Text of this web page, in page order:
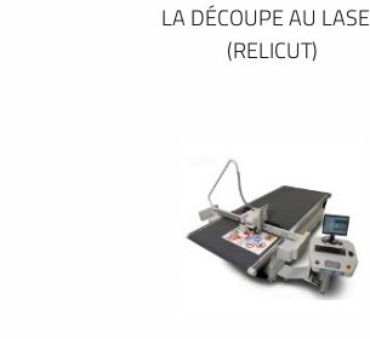
LA DÉCOUPE AU
(RELICUT)